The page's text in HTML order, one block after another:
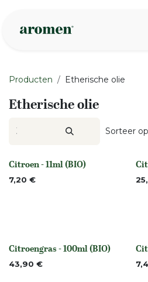
Producten Etherische olie
Etherische olie
Sorteer op
None
Citroen - 11ml (BIO)
7,20 €
None
Citroengras - 100ml (BIO)
43,90 €